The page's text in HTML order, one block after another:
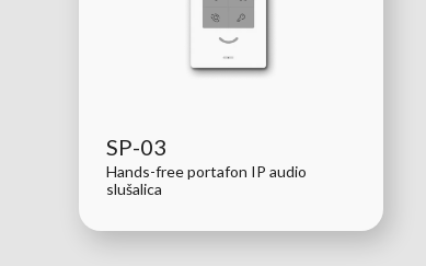
SP-03
Hands-free portafon IP audio
slušalica